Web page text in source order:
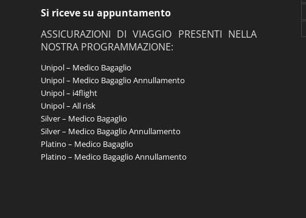
Si riceve su appuntamento
ASSICURAZIONI DI VIAGGIO PRESENTI NELLA
NOSTRA PROGRAMMAZIONE:
Unipol – Medico Bagaglio
Unipol – Medico Bagaglio Annullamento
Unipol – i4flight
Unipol – All risk
Silver – Medico Bagaglio
Silver – Medico Bagaglio Annullamento
Platino – Medico Bagaglio
Platino – Medico Bagaglio Annullamento